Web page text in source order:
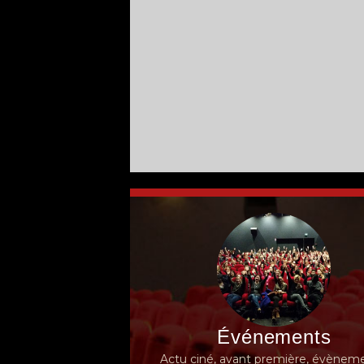
Événements
Actu ciné, avant première,